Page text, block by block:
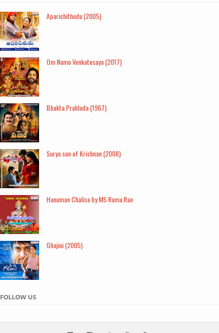
Aparichithudu (2005)
Om Namo Venkatesaya (2017)
Bhakta Prahlada (1967)
Surya son of Krishnan (2008)
Hanuman Chalisa by MS Rama Rao
Ghajini (2005)
FOLLOW US